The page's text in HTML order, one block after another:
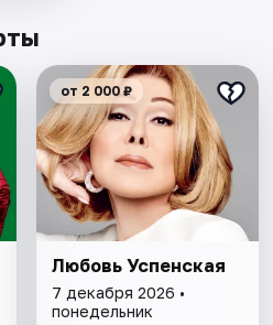
от 2 000 ₽
Любовь Успенская
7 декабря 2026 •
понедельник